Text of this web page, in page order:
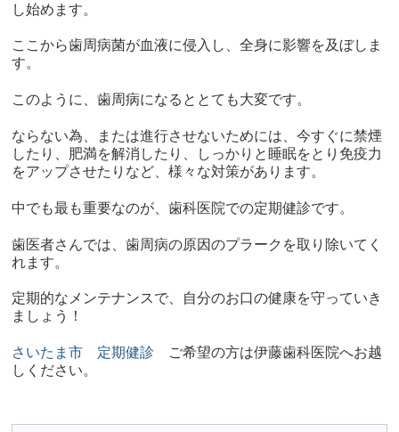
し始めます。
ここから歯周病菌が血液に侵入し、全身に影響を及ぼしま
す。
このように、歯周病になるととても大変です。
ならない為、または進行させないためには、今すぐに禁煙
したり、肥満を解消したり、しっかりと睡眠をとり免疫力
をアップさせたりなど、様々な対策があります。
中でも最も重要なのが、歯科医院での定期健診です。
歯医者さんでは、歯周病の原因のプラークを取り除いてく
れます。
定期的なメンテナンスで、自分のお口の健康を守っていき
ましょう！
さいたま市 定期健診 ご希望の方は伊藤歯科医院へお越
しください。